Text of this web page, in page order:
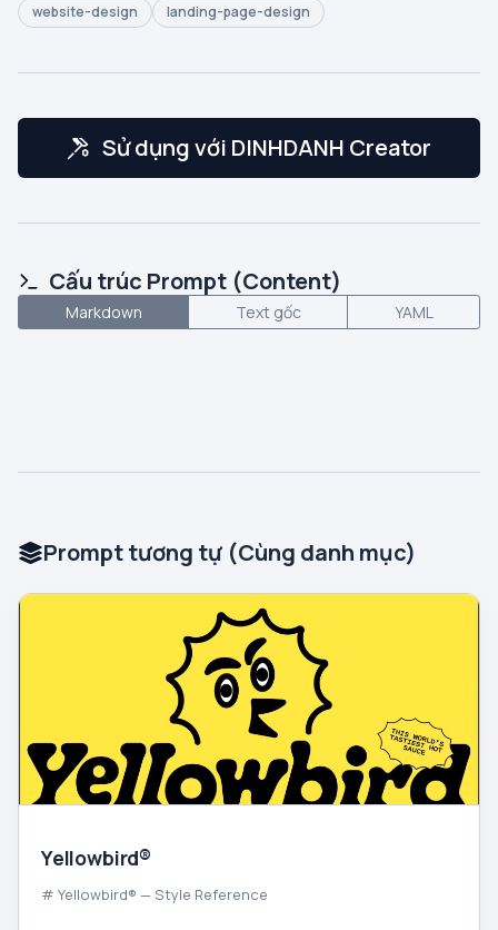
website-design
landing-page-design
Sử dụng với DINHDANH Creator
Cấu trúc Prompt (Content)
Markdown Text gốc YAML
Prompt tương tự (Cùng danh mục)
Yellowbird®
# Yellowbird® — Style Reference